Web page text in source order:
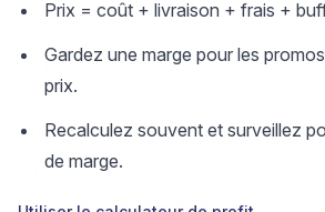
Prix = coût + livraison + frais +
Gardez une marge pour les
prix.
Recalculez souvent et surveillez
de marge.